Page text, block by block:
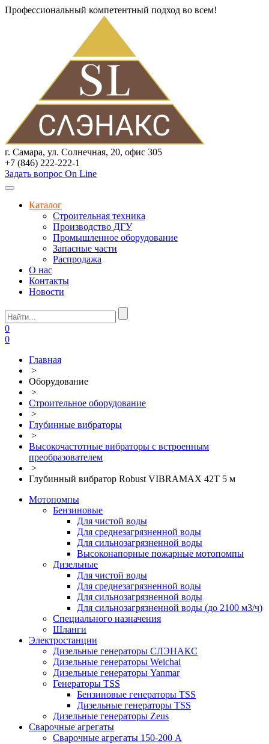
Профессиональный компетентный подход во всем!
г. Самара, ул. Солнечная, 20, офис 305
+7 (846) 222-222-1
Задать вопрос On Line
Каталог
Строительная техника
Производство ДГУ
Промышленное оборудование
Запасные части
Распродажа
О нас
Контакты
Новости
0
0
Главная
>
Оборудование
>
Строительное оборудование
>
Глубинные вибраторы
>
Высокочастотные вибраторы с встроенным
преобразователем
>
Глубинный вибратор Robust VIBRAMAX 42T 5 м
Мотопомпы
Бензиновые
Для чистой воды
Для среднезагрязненной воды
Для сильнозагрязненной воды
Высоконапорные пожарные мотопомпы
Дизельные
Для чистой воды
Для среднезагрязненной воды
Для сильнозагрязненной воды
Для сильнозагрязненной воды (до 2100 м3/ч)
Специального назначения
Шланги
Электростанции
Дизельные генераторы СЛЭНАКС
Дизельные генераторы Weichai
Дизельные генераторы Yanmar
Генераторы TSS
Бензиновые генераторы TSS
Дизельные генераторы TSS
Дизельные генераторы Zeus
Сварочные агрегаты
Сварочные агрегаты 150-200 А